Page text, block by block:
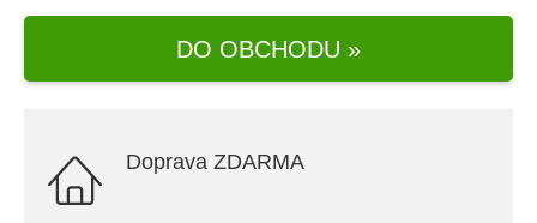
DO OBCHODU »
Doprava ZDARMA